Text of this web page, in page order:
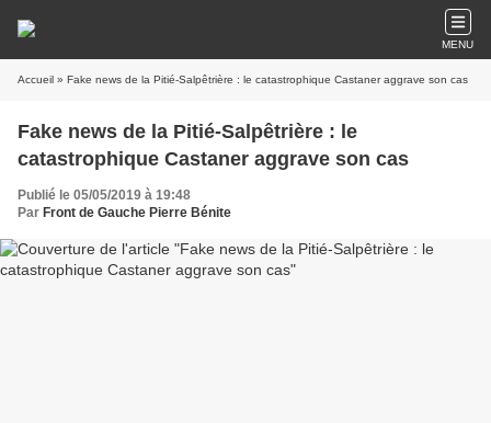
MENU
Accueil » Fake news de la Pitié-Salpêtrière : le catastrophique Castaner aggrave son cas
Fake news de la Pitié-Salpêtrière : le
catastrophique Castaner aggrave son cas
Publié le 05/05/2019 à 19:48
Par Front de Gauche Pierre Bénite